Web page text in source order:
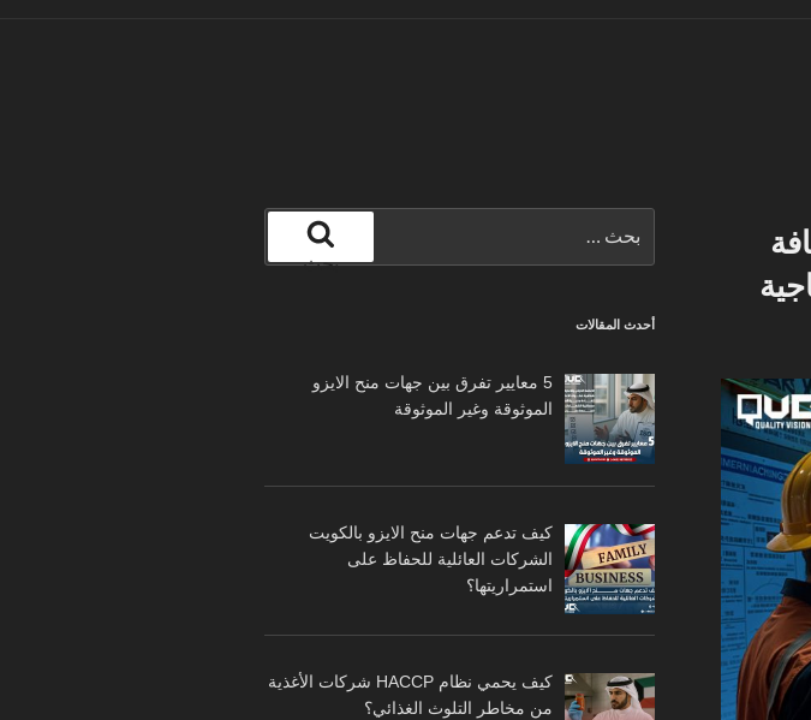
ثقافة
عن:
بحث
أحدث المقالات
5 معايير تفرق بين جهات منح الايزو
الموثوقة وغير الموثوقة
كيف تدعم جهات منح الايزو بالكويت
الشركات العائلية للحفاظ على
استمراريتها؟
كيف يحمي نظام HACCP شركات الأغذية
من مخاطر التلوث الغذائي؟